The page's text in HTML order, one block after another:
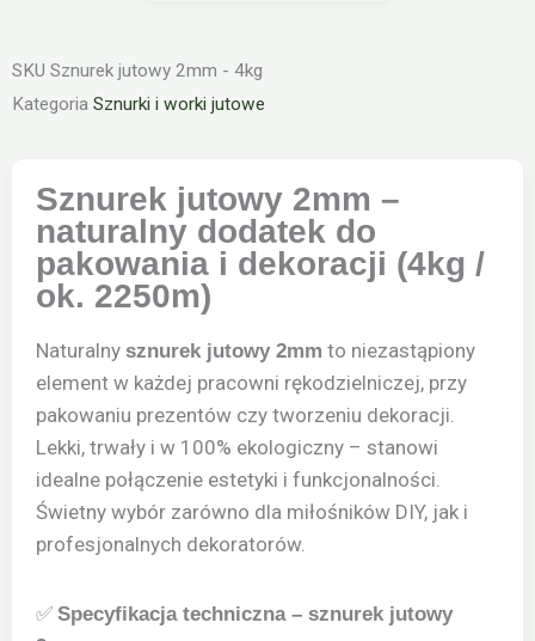
SKU Sznurek jutowy 2mm - 4kg
Kategoria Sznurki i worki jutowe
Sznurek jutowy 2mm –
naturalny dodatek do
pakowania i dekoracji (4kg /
ok. 2250m)
Naturalny sznurek jutowy 2mm to niezastąpiony
element w każdej pracowni rękodzielniczej, przy
pakowaniu prezentów czy tworzeniu dekoracji.
Lekki, trwały i w 100% ekologiczny – stanowi
idealne połączenie estetyki i funkcjonalności.
Świetny wybór zarówno dla miłośników DIY, jak i
profesjonalnych dekoratorów.
✅ Specyfikacja techniczna – sznurek jutowy